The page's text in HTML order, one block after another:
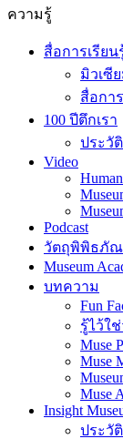
ความรู้
สื่อการเรียน
มิวเซี
สื่อกา
100 ปีตึกเรา
ประวั
Video
Podcast
วัตถุพิพิธภัณ
Museum
บทความ
Fun
รู้ไว้ใ
Muse
Muse
Muse
Insight
ประวั